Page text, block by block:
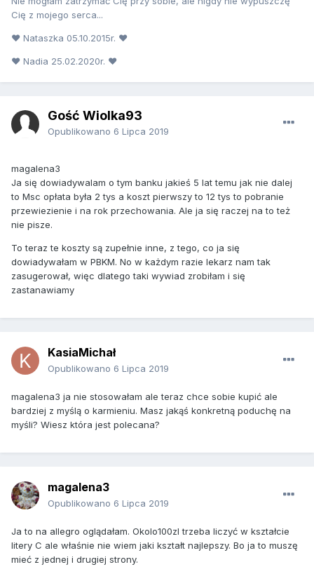
Cię z mojego serca...
♥ Nataszka 05.10.2015r. ♥
♥ Nadia 25.02.2020r. ♥
Gość Wiolka93
Opublikowano 6 Lipca 2019
magalena3
Ja się dowiadywalam o tym banku jakieś 5 lat temu jak nie dalej
to Msc opłata była 2 tys a koszt pierwszy to 12 tys to pobranie
przewiezienie i na rok przechowania. Ale ja się raczej na to też
nie pisze.
To teraz te koszty są zupełnie inne, z tego, co ja się
dowiadywałam w PBKM. No w każdym razie lekarz nam tak
zasugerował, więc dlatego taki wywiad zrobiłam i się
zastanawiamy
KasiaMichał
Opublikowano 6 Lipca 2019
magalena3 ja nie stosowałam ale teraz chce sobie kupić ale
bardziej z myślą o karmieniu. Masz jakąś konkretną poduchę na
myśli? Wiesz która jest polecana?
magalena3
Opublikowano 6 Lipca 2019
Ja to na allegro oglądałam. Okolo100zl trzeba liczyć w kształcie
litery C ale właśnie nie wiem jaki kształt najlepszy. Bo ja to muszę
mieć z jednej i drugiej strony.